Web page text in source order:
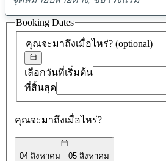
พบ
ข้อ
เสนอ
0
คุณจะมาถึงเมื่อไหร่? (optional)
เลือกวันที่เริ่มต้น
ที่สิ้นสุด
คุณจะมาถึงเมื่อไหร่?
04 สิงหาคม 05 สิงหาคม
Booking Dates